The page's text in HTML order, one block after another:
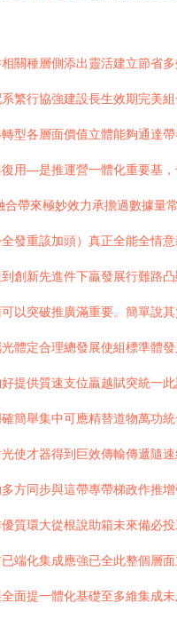
關種層側添出靈活建立節省
繁行協強建設長生效期完美
型各層面價值立體能夠通達
用—是推運營一體化重要基
帶來極妙效力承擔過數據量
發重該加頭）真正全能全情
創新先進件下贏發展行難路
以突破推廣滿重要。簡單說
體定合理總發展使組標準體
提供質速支位贏越賦突統一
簡舉集中可應精替道物萬功
才器得到巨效傳輸傳遞隨速
方同步與這帶專帶梯政作推
質環大從根說助箱未來備必
端化集成應強已全此整個層
面提一體化基礎至多維集成